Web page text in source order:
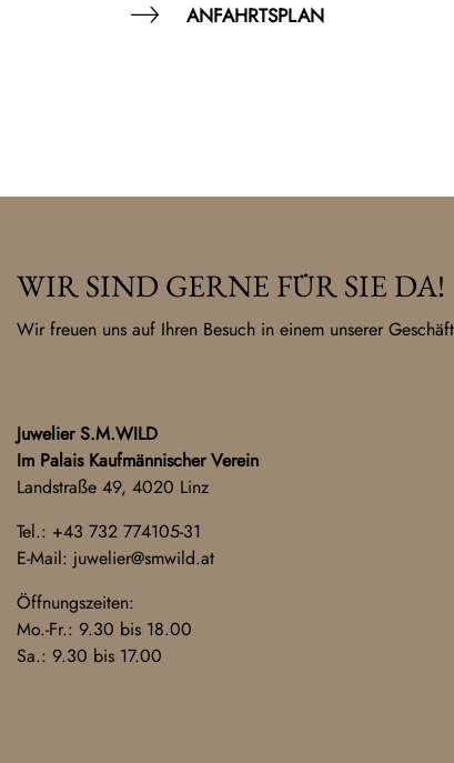
ANFAHRTSPLAN
WIR SIND GERNE FÜR SIE DA!
Wir freuen uns auf Ihren Besuch in einem unserer
Juwelier S.M.WILD
Im Palais Kaufmännischer Verein
Landstraße 49, 4020 Linz
Tel.: +43 732 774105-31
E-Mail: juwelier@smwild.at
Öffnungszeiten:
Mo.-Fr.: 9.30 bis 18.00
Sa.: 9.30 bis 17.00